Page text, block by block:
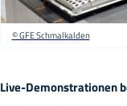
© GFE Schmalkalden
Live-Demonstrationen